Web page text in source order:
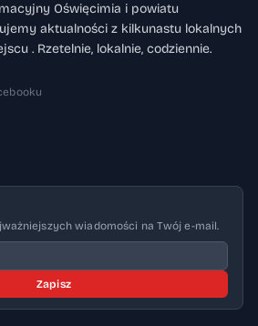
Oświęcimia i powiatu
aktualności z kilkunastu lokalnych
. Rzetelnie, lokalnie, codziennie.
wiadomości na Twój e-mail.
Zapisz